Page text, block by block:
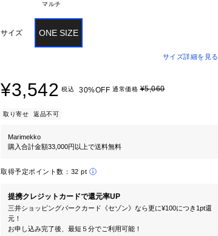
マルチ
サイズ ONE SIZE
サイズ詳細を見る
¥3,542 税込 30%OFF 通常価格¥5,060
取り寄せ 返品不可
Marimekko
購入合計金額33,000円以上で送料無料
取得予定ポイント数： 32 pt
提携クレジットカードで還元率UP
三井ショッピングパークカード《セゾン》なら更に¥100につき1pt還
元！
お申し込み完了後、最短５分でご利用可能！